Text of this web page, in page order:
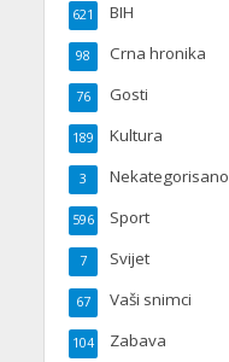
BIH
621
Crna hronika
98
Gosti
76
Kultura
189
Nekategorisano
3
Sport
596
Svijet
7
Vaši snimci
67
Zabava
104